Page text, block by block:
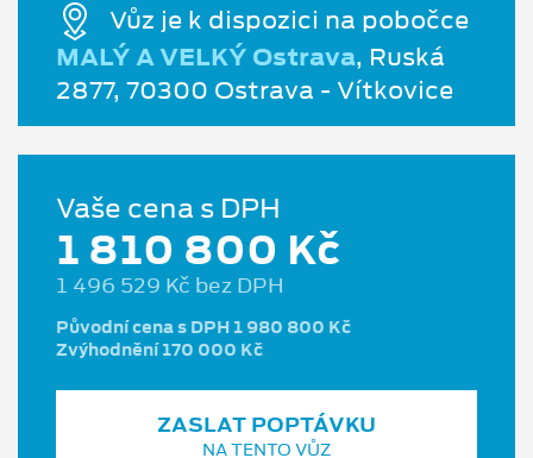
Vůz je k dispozici na pobočce
MALÝ A VELKÝ Ostrava, Ruská
2877, 70300 Ostrava - Vítkovice
Vaše cena s DPH
1 810 800 Kč
1 496 529 Kč bez DPH
Původní cena s DPH 1 980 800 Kč
Zvýhodnění 170 000 Kč
ZASLAT POPTÁVKU
NA TENTO VŮZ